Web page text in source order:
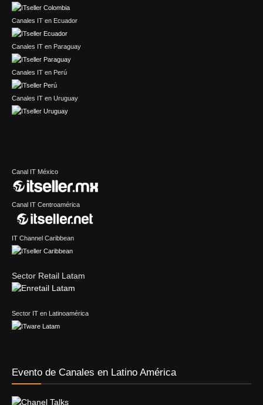
Canales IT en Ecuador
Canales IT en Paraguay
Canales IT en Perú
Canales IT en Uruguay
Canal IT México
Canal IT Centroamérica
IT Channel Caribbean
Sector Retail Latam
Sector IT en Latinoamérica
Evento de Canales en Latino América